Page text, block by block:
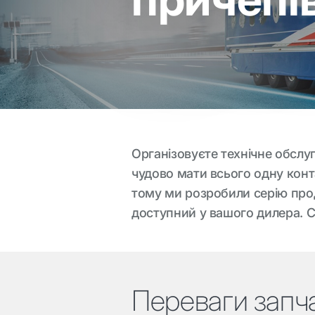
Організовуєте технічне
чудово мати всього одну
тому ми розробили серію
доступний у вашого дилера.
Переваги